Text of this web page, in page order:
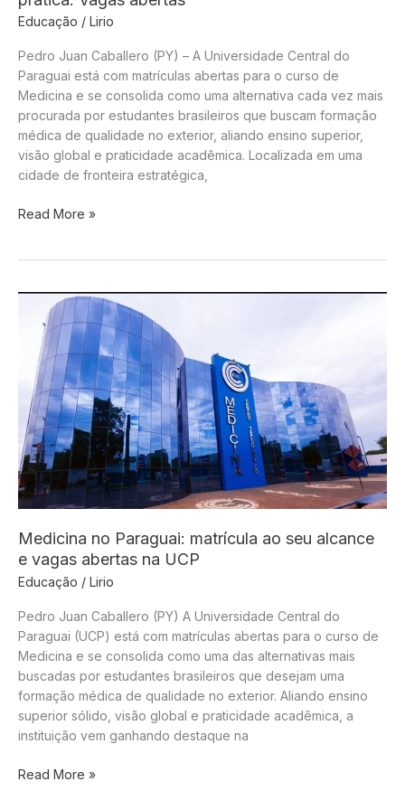
Educação / Lirio
Pedro Juan Caballero (PY) – A Universidade Central do
Paraguai está com matrículas abertas para o curso de
Medicina e se consolida como uma alternativa cada vez mais
procurada por estudantes brasileiros que buscam formação
médica de qualidade no exterior, aliando ensino superior,
visão global e praticidade acadêmica. Localizada em uma
cidade de fronteira estratégica,
Medicina
vivida
prática.
Vagas
abertas
Read More »
Medicina no Paraguai: matrícula ao seu alcance
e vagas abertas na UCP
Educação / Lirio
Pedro Juan Caballero (PY) A Universidade Central do
Paraguai (UCP) está com matrículas abertas para o curso de
Medicina e se consolida como uma das alternativas mais
buscadas por estudantes brasileiros que desejam uma
formação médica de qualidade no exterior. Aliando ensino
superior sólido, visão global e praticidade acadêmica, a
instituição vem ganhando destaque na
Medicina
Read More »